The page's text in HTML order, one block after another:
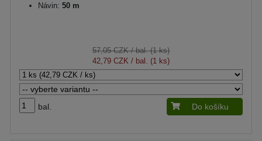
Návin: 50 m
57,05 CZK/ bal. (1 ks)
42,79 CZK / bal. (1 ks)
bal. Do košíku